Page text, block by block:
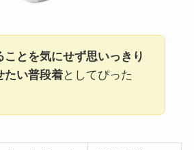
ことを気にせず思いっきり
たい普段着としてぴった